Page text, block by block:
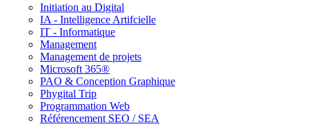
Initiation au Digital
IA - Intelligence Artifcielle
IT - Informatique
Management
Management de projets
Microsoft 365®
PAO & Conception Graphique
Phygital Trip
Programmation Web
Référencement SEO / SEA